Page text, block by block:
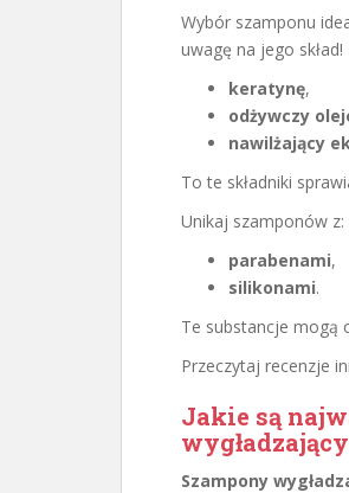
Wybór szamponu
uwagę na jego
keratynę,
odżywczy
nawilżający
To te składniki
Unikaj szamponów z:
parabenami,
silikonami.
Te substancje mogą
Przeczytaj recenzje
Jakie są
Szampony